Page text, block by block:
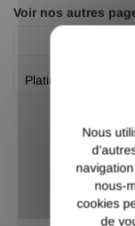
Voir nos autres
Platine acier carré
Nous
nous-
cookies
de